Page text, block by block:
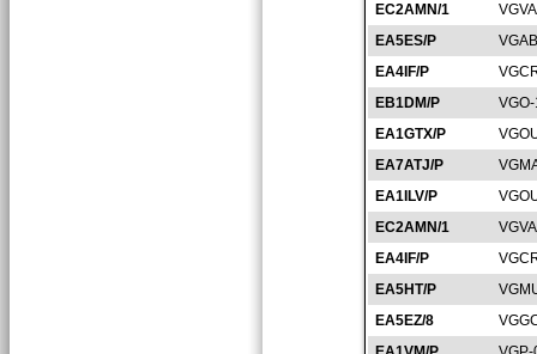
EC2AMN/1
EA5ES/P
EA4IF/P
EB1DM/P
EA1GTX/P
EA7ATJ/P
EA1ILV/P
EC2AMN/1
EA4IF/P
EA5HT/P
EA5EZ/8